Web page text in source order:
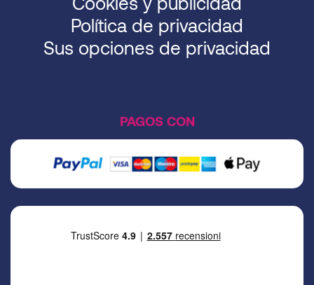
Política de privacidad
Sus opciones de privacidad
PAGOS CON